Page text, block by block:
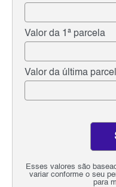
Valor da 1ª parcela
Valor da última
Esses valores são
variar conforme o seu
para